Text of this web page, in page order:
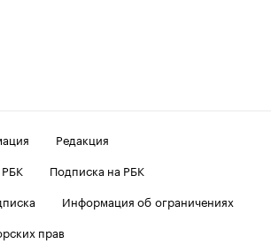
Редакция
Подписка на РБК
Информация об ограничениях
прав